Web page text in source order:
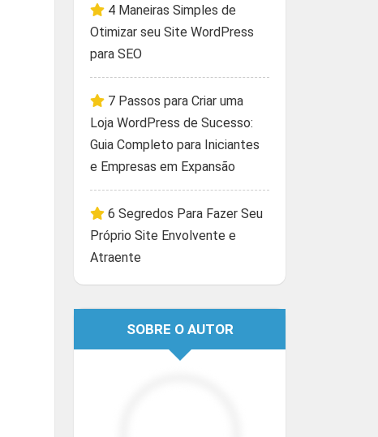
4 Maneiras Simples de
Otimizar seu Site WordPress
para SEO
7 Passos para Criar uma
Loja WordPress de Sucesso:
Guia Completo para Iniciantes
e Empresas em Expansão
6 Segredos Para Fazer Seu
Próprio Site Envolvente e
Atraente
SOBRE O AUTOR